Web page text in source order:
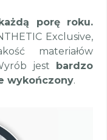
porę roku.
Exclusive,
materiałów
jest bardzo
wykończony.